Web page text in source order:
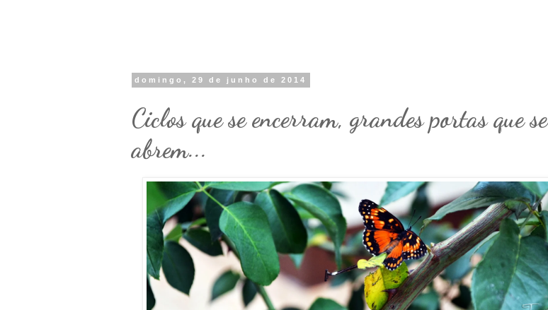
domingo, 29 de junho de 2014
Ciclos que se encerram, grandes portas que se
abrem...